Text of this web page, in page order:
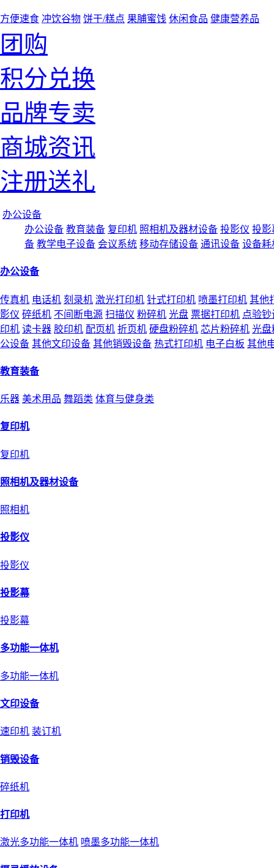
方便速食 冲饮谷物 饼干/糕点 果脯蜜饯 休闲食品 健康营养品
团购
积分兑换
品牌专卖
商城资讯
注册送礼
办公设备
办公设备 教育装备 复印机 照相机及器材设备 投影仪 投影
备 教学电子设备 会议系统 移动存储设备 通讯设备 设备耗
办公设备
传真机 电话机 刻录机 激光打印机 针式打印机 喷墨打印机 其他
影仪 碎纸机 不间断电源 扫描仪 粉碎机 光盘 票据打印机 点验钞
印机 读卡器 胶印机 配页机 折页机 硬盘粉碎机 芯片粉碎机 光盘
公设备 其他文印设备 其他销毁设备 热式打印机 电子白板 其他
教育装备
乐器 美术用品 舞蹈类 体育与健身类
复印机
复印机
照相机及器材设备
照相机
投影仪
投影仪
投影幕
投影幕
多功能一体机
多功能一体机
文印设备
速印机 装订机
销毁设备
碎纸机
打印机
激光多功能一体机 喷墨多功能一体机